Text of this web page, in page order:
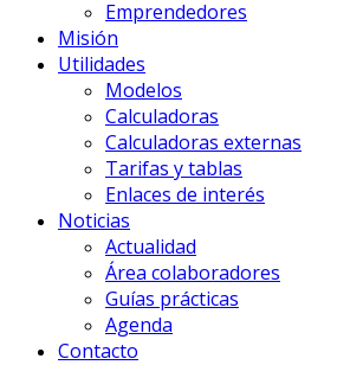
Emprendedores
Misión
Utilidades
Modelos
Calculadoras
Calculadoras externas
Tarifas y tablas
Enlaces de interés
Noticias
Actualidad
Área colaboradores
Guías prácticas
Agenda
Contacto